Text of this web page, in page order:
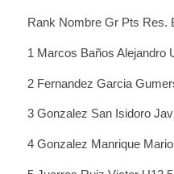
Rank Nombre Gr Pts Res.
1 Marcos Baños Alejandro
2 Fernandez Garcia
3 Gonzalez San Isidoro
4 Gonzalez Manrique